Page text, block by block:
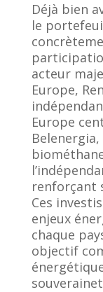
Déjà bien
le
acteur
Europe,
Europe
renforçant
Ces
enjeux
chaque
objectif